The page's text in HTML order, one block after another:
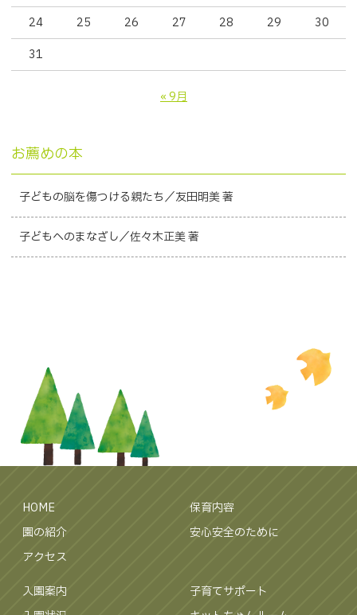
24
25 26 27 28 29
30
31
« 9月
お薦めの本
子どもの脳を傷つける親たち／友田明美 著
子どもへのまなざし／佐々木正美 著
HOME
園の紹介
アクセス
保育内容
安心安全のために
入園案内
子育てサポート